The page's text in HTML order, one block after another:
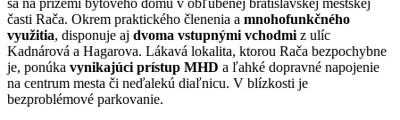
časti Rača. Okrem praktického členenia a mnohofunkčného
využitia, disponuje aj dvoma vstupnými vchodmi z ulíc
Kadnárová a Hagarova. Lákavá lokalita, ktorou Rača bezpochybne
je, ponúka vynikajúci prístup MHD a ľahké dopravné napojenie
na centrum mesta či neďalekú diaľnicu. V blízkosti je
bezproblémové parkovanie.